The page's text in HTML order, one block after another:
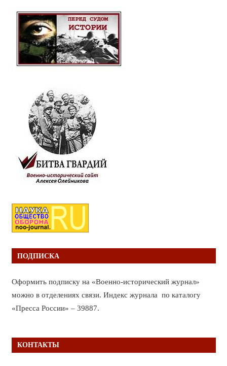
ПОДПИСКА
Оформить подписку на «Военно-исторический журнал»
можно в отделениях связи. Индекс журнала по каталогу
«Пресса России» – 39887.
КОНТАКТЫ